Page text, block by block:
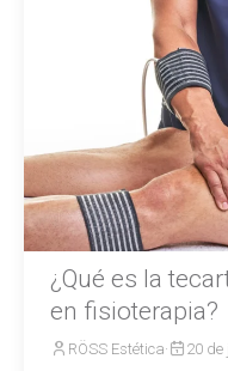
¿Qué es la
en fisioterapia?
RÖSS Estética· 20 de